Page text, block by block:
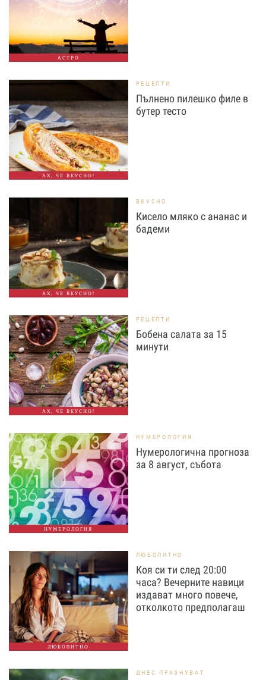
АСТРО
АХ, ЧЕ ВКУСНО!
РЕЦЕПТИ
Пълнено пилешко филе в
бутер тесто
АХ, ЧЕ ВКУСНО!
ВКУСНО
Кисело мляко с ананас и
бадеми
АХ, ЧЕ ВКУСНО!
РЕЦЕПТИ
Бобена салата за 15
минути
НУМЕРОЛОГИЯ
НУМЕРОЛОГИЯ
Нумерологична прогноза
за 8 август, събота
ЛЮБОПИТНО
ЛЮБОПИТНО
Коя си ти след 20:00
часа? Вечерните навици
издават много повече,
отколкото предполагаш
ДНЕС ПРАЗНУВАТ